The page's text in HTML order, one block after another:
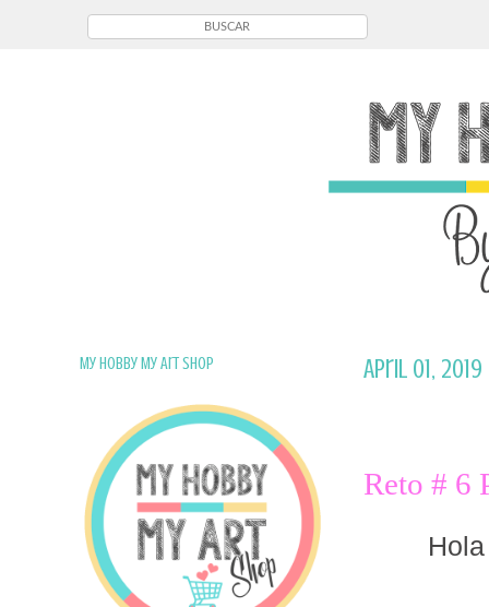
April 01, 2019
Reto # 6
My Hobby My Art Shop